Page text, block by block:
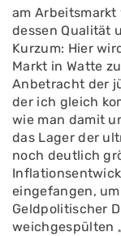
am Arbeitsmarkt
dessen Qualität
Kurzum: Hier
Markt in Watte
Anbetracht der
der ich gleich
wie man damit
das Lager der
noch deutlich
eingefangen,
Geldpolitischer
weichgespülten